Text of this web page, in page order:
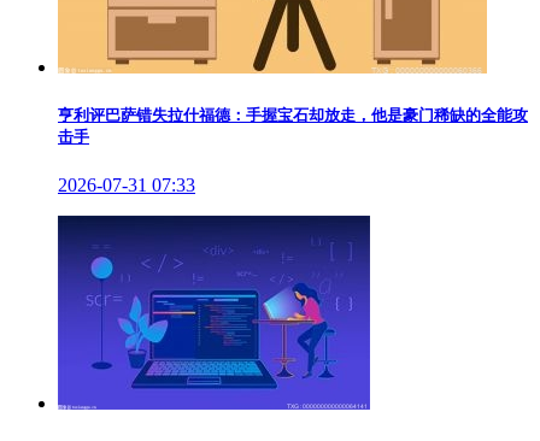
亨利评巴萨错失拉什福德：手握宝石却放走，他是豪门稀缺的全能攻
击手
2026-07-31 07:33